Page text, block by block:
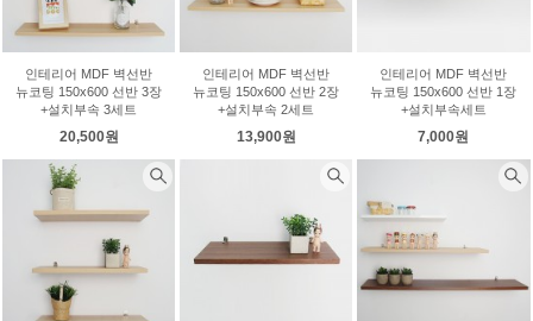
인테리어 MDF 벽선반
뉴코팅 150x600 선반 3장
+설치부속 3세트
20,500원
인테리어 MDF 벽선반
뉴코팅 150x600 선반 2장
+설치부속 2세트
13,900원
인테리어 MDF 벽선반
뉴코팅 150x600 선반 1장
+설치부속세트
7,000원